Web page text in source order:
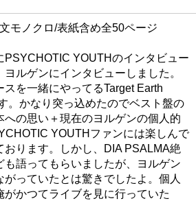
モノクロ/表紙含め全50ページ
PSYCHOTIC YOUTHのインタビュー
ルゲンにインタビューしました。
を一緒にやってるTarget Earth
。かなり突っ込めたのでベスト盤の
への思い＋現在のヨルゲンの個人的
YOUTHファンには楽しんで
おります。しかし、DIA PSALMA絶
も語ってもらいましたが、ヨルゲン
がっていたとは驚きでしたよ。個人
がかつてライブを見に行っていた